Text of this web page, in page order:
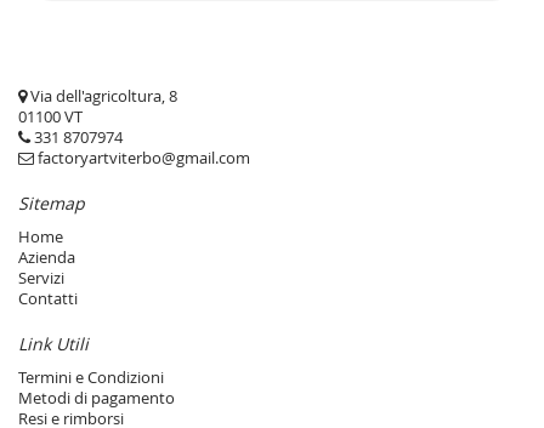
Via dell'agricoltura, 8
01100 VT
331 8707974
factoryartviterbo@gmail.com
Sitemap
Home
Azienda
Servizi
Contatti
Link Utili
Termini e Condizioni
Metodi di pagamento
Resi e rimborsi